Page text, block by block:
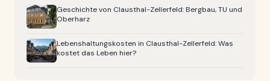
Geschichte von Clausthal-Zellerfeld: Bergbau, TU und
Oberharz
Lebenshaltungskosten in Clausthal-Zellerfeld: Was
kostet das Leben hier?